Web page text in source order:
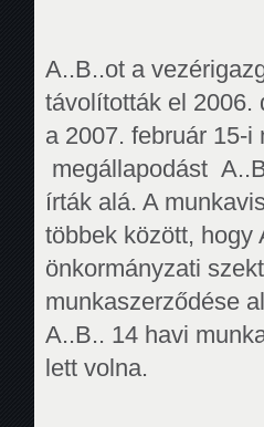
A..B..ot a
távolították el 2006.
a 2007. február
megállapodást
írták alá. A
többek között, hogy
önkormányzati
munkaszerződése
A..B.. 14 havi
lett volna.